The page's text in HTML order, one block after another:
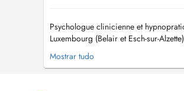
Psychologue clinicienne et
Luxembourg (Belair et Esch-sur-
Diplômée de l'Université de Liège
en 2021. Je suis spécialisée en clinique
Mostrar tudo